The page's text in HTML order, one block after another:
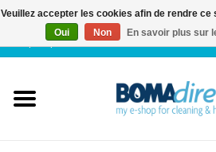
FR|
Veuillez accepter les cookies afin de rendre
Oui
Non En savoir plus sur